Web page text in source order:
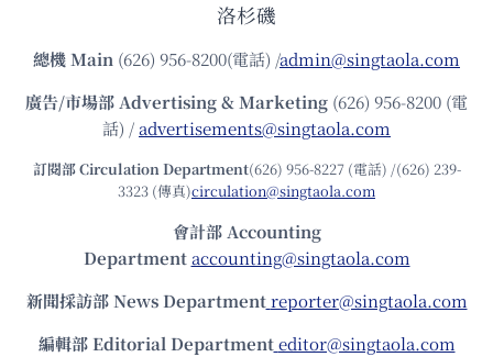
洛杉磯
總機Main (626) 956-8200(電話) /admin@singtaola.com
廣告/市場部Advertising & Marketing (626) 956-8200 (電
話) /advertisements@singtaola.com
訂閱部 Circulation Department(626) 956-8227 (電話) /(626) 239-
3323 (傳真)circulation@singtaola.com
會計部 Accounting
Department accounting@singtaola.com
新聞採訪部 News Department reporter@singtaola.com
編輯部 Editorial Department editor@singtaola.com